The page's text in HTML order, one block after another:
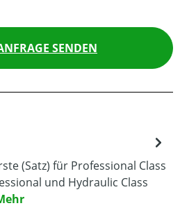
SENDEN
(Satz) für Professional Class
und Hydraulic Class